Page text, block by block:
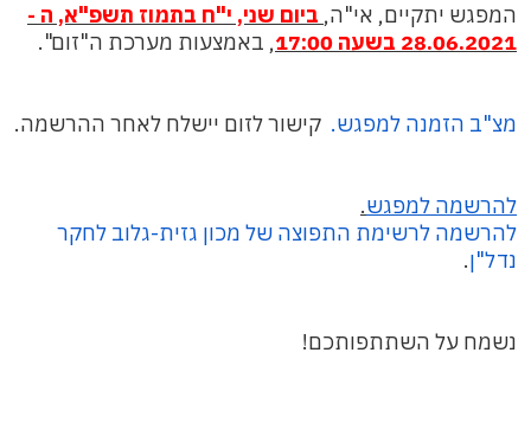
המפגש יתקיים, אי"ה, ביום שני, י"ח בתמוז תשפ"א, ה -
28.06.2021 בשעה 17:00
, באמצעות מערכת ה"זום".
מצ"ב הזמנה למפגש. קישור לזום יישלח לאחר ההרשמה.
להרשמה למפגש.
להרשמה לרשימת התפוצה של מכון גזית-גלוב לחקר
נדל"ן.
נשמח על השתתפותכם!